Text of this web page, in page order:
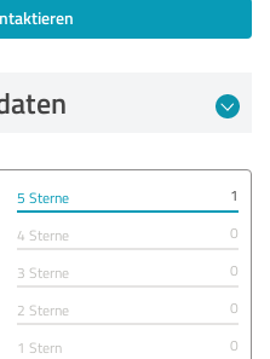
5 Sterne
1
4 Sterne
0
3 Sterne
0
2 Sterne
0
1 Stern
0